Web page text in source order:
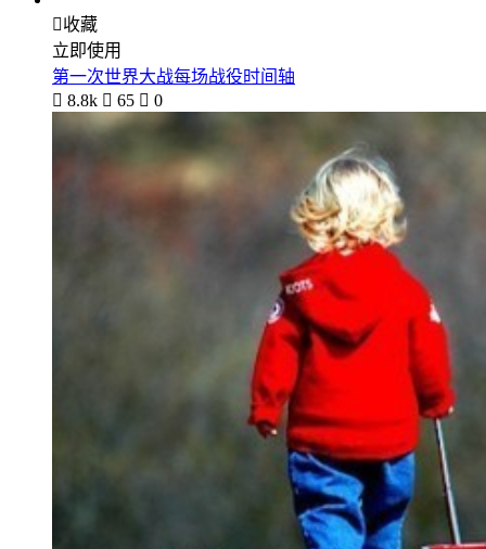
收藏
立即使用
第一次世界大战每场战役时间轴
 8.8k  65  0